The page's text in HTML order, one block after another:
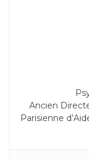
Ancien
Parisienne